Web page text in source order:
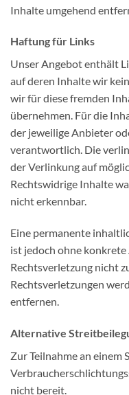
Inhalte umgehend
Haftung für Links
Unser Angebot enthält
auf deren Inhalte wir
wir für diese fremden
übernehmen. Für die
der jeweilige Anbieter
verantwortlich. Die
der Verlinkung auf
Rechtswidrige Inhalte
nicht erkennbar.
Eine permanente
ist jedoch ohne
Rechtsverletzung nicht
Rechtsverletzungen
entfernen.
Alternative
Zur Teilnahme an
nicht bereit.